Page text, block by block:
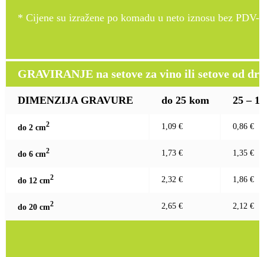
* Cijene su izražene po komadu u neto iznosu bez PDV-
GRAVIRANJE na setove za vino ili setove od
DIMENZIJA GRAVURE do 25 kom 25 –
do 2 cm2 1,09 € 0,86 €
do 6 cm2 1,73 € 1,35 €
do 12 cm2 2,32 € 1,86 €
do 20 cm2 2,65 € 2,12 €